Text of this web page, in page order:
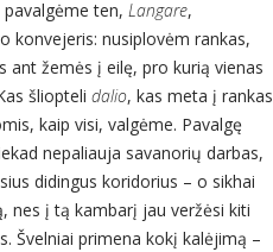
ten, Langare,
konvejeris: nusiplovėm rankas,
ant žemės į eilę, pro kurią vienas
šliopteli dalio, kas meta į rankas
kaip visi, valgėme. Pavalgę
nepaliauja savanorių darbas,
didingus koridorius – o sikhai
nes į tą kambarį jau veržėsi kiti
Švelniai primena kokį kalėjimą –